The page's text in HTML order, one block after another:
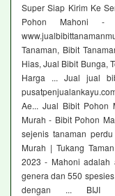
Super Siap Kirim Ke
Pohon Mahoni -
Tanaman, Bibit
Hias, Jual Bibit Bunga,
Harga ... Jual jual
Ae... Jual Bibit Pohon
Murah - Bibit Pohon
sejenis tanaman
Murah | Tukang
2023 - Mahoni adalah
genera dan 550
dengan ... BIJI